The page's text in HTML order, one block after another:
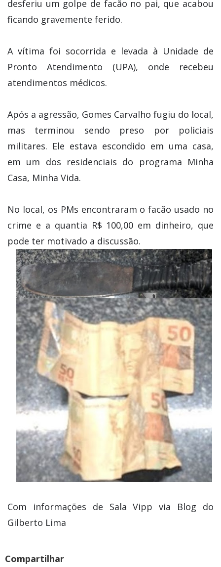
desferiu um golpe de facão no pai, que acabou
ficando gravemente ferido.
A vítima foi socorrida e levada à Unidade de
Pronto Atendimento (UPA), onde recebeu
atendimentos médicos.
Após a agressão, Gomes Carvalho fugiu do local,
mas terminou sendo preso por policiais
militares. Ele estava escondido em uma casa,
em um dos residenciais do programa Minha
Casa, Minha Vida.
No local, os PMs encontraram o facão usado no
crime e a quantia R$ 100,00 em dinheiro, que
pode ter motivado a discussão.
Com informações de Sala Vipp via Blog do
Gilberto Lima
Compartilhar